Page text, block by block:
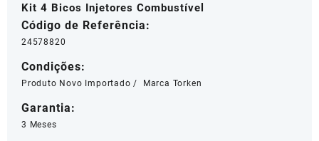
Prisma
Onix
1.4
Flex
quantidade
Kit 4 Bicos Injetores Combustível
Código de Referência:
24578820
Condições:
Produto Novo Importado / Marca Torken
Garantia:
3 Meses